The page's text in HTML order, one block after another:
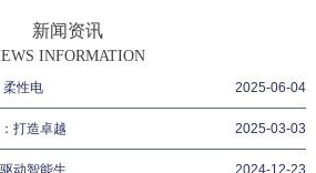
新闻资讯
INFORMATION
柔性电 2025-06-04
打造卓越 2025-03-03
动智能生 2024-12-23